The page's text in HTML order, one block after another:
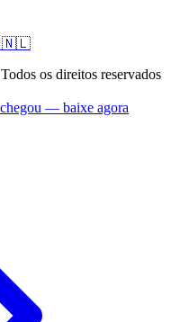
🇳🇱
os direitos reservados
— baixe agora